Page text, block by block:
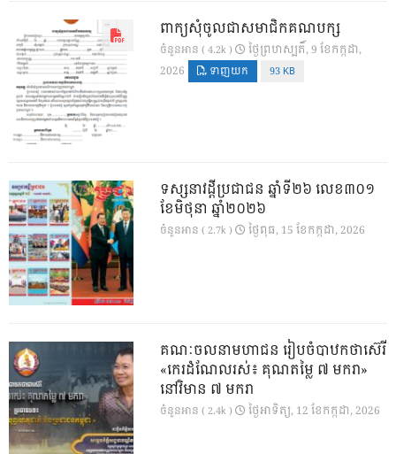
ពាក្យសុំចូលជាសមាជិកគណបក្ស
ចំនួនអាន ( 4.2k )
ថ្ងៃ​ព្រហស្បតិ៍, 9 ខែ​កក្កដា,
2026
ទាញយក 93 KB
ទស្សនាវដ្ដីប្រជាជន ឆ្នាំទី២៦ លេខ៣០១
ខែមិថុនា ឆ្នាំ២០២៦
ចំនួនអាន ( 2.7k ) ថ្ងៃ​ពុធ, 15 ខែ​កក្កដា, 2026
គណៈចលនាមហាជន រៀបចំបាឋកថាស៊េរី
«កេរដំណែលរស់៖ គុណតម្លៃ ៧ មករា»
នៅវិមាន ៧ មករា
ចំនួនអាន ( 2.4k ) ថ្ងៃ​អាទិត្យ, 12 ខែ​កក្កដា, 2026